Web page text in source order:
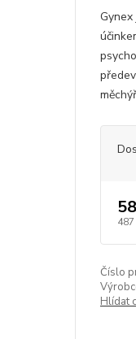
487
Číslo
Hlídat